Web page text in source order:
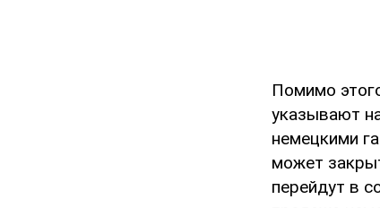
Помимо
указывают
немецкими
может
перейдут в